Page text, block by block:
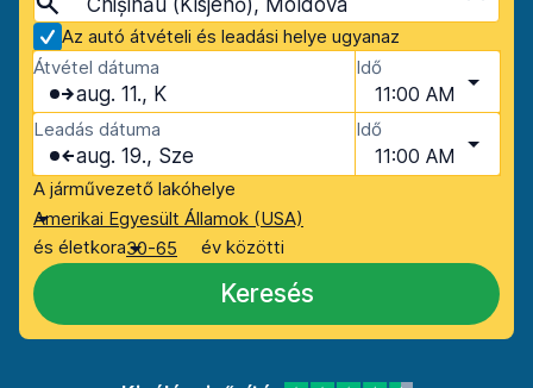
Chișinău (Kisjenő), Moldova
Az autó átvételi és leadási helye ugyanaz
Átvétel dátuma
aug. 11., K
Idő
11:00 AM
Leadás dátuma
aug. 19., Sze
Idő
11:00 AM
A járművezető lakóhelye
Amerikai Egyesült Államok (USA)
és életkora30-65 év közötti
Keresés